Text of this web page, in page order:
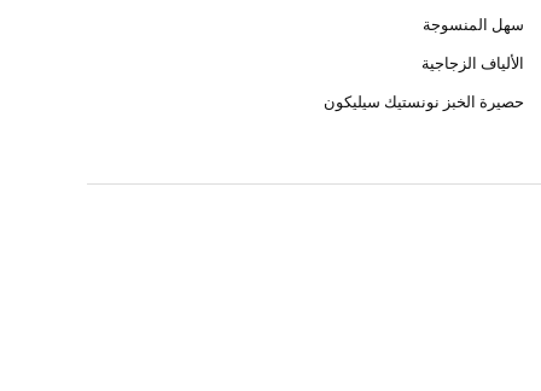
سهل المنسوجة
الألياف الزجاجية
حصيرة الخبز نونستيك سيليكون